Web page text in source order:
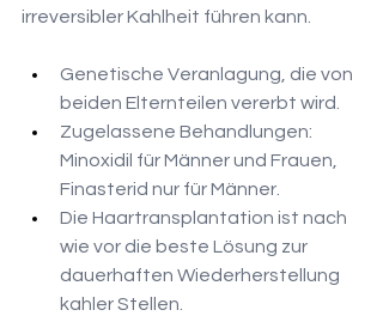
irreversibler Kahlheit führen kann.
Genetische Veranlagung, die von
beiden Elternteilen vererbt wird.
Zugelassene Behandlungen:
Minoxidil für Männer und Frauen,
Finasterid nur für Männer.
Die Haartransplantation ist nach
wie vor die beste Lösung zur
dauerhaften Wiederherstellung
kahler Stellen.